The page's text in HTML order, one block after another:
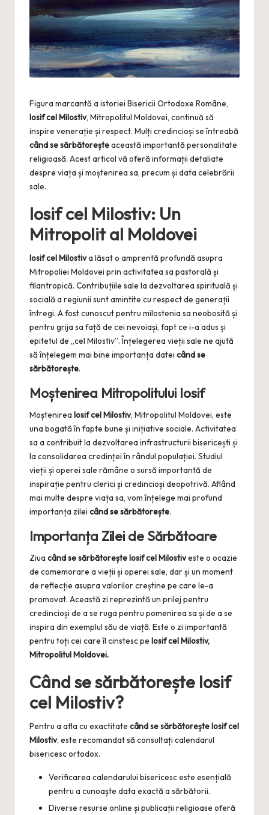
Figura marcantă a istoriei Bisericii Ortodoxe Române,
Iosif cel Milostiv, Mitropolitul Moldovei, continuă să
inspire venerație și respect. Mulți credincioși se întreabă
când se sărbătoreșteaceastă importantă personalitate
religioasă. Acest articol vă oferă informații detaliate
despre viața și moștenirea sa, precum și data celebrării
sale.
Iosif cel Milostiv: Un
Mitropolit al Moldovei
Iosif cel Milostiva lăsat o amprentă profundă asupra
Mitropoliei Moldovei prin activitatea sa pastorală și
filantropică. Contribuțiile sale la dezvoltarea spirituală și
socială a regiunii sunt amintite cu respect de generații
întregi. A fost cunoscut pentru milostenia sa neobosită și
pentru grija sa față de cei nevoiași, fapt ce i-a adus și
epitetul de „cel Milostiv”. Înțelegerea vieții sale ne ajută
să înțelegem mai bine importanța datei când se
sărbătorește.
Moștenirea Mitropolitului Iosif
Moștenirea Iosif cel Milostiv, Mitropolitul Moldovei, este
una bogată în fapte bune și inițiative sociale. Activitatea
sa a contribuit la dezvoltarea infrastructurii bisericești și
la consolidarea credinței în rândul populației. Studiul
vieții și operei sale rămâne o sursă importantă de
inspirație pentru clerici și credincioși deopotrivă. Aflând
mai multe despre viața sa, vom înțelege mai profund
importanța zilei când se sărbătorește.
Importanța Zilei de Sărbătoare
Ziua când se sărbătorește Iosif cel Milostiveste o ocazie
de comemorare a vieții și operei sale, dar și un moment
de reflecție asupra valorilor creștine pe care le-a
promovat. Această zi reprezintă un prilej pentru
credincioși de a se ruga pentru pomenirea sa și de a se
inspira din exemplul său de viață. Este o zi importantă
pentru toți cei care îl cinstesc pe Iosif cel Milostiv,
Mitropolitul Moldovei.
Când se sărbătorește Iosif
cel Milostiv?
Pentru a afla cu exactitate când se sărbătorește Iosif cel
Milostiv, este recomandat să consultați calendarul
bisericesc ortodox.
Verificarea calendarului bisericesc este esențială
pentru a cunoaște data exactă a sărbătorii.
Diverse resurse online și publicații religioase oferă